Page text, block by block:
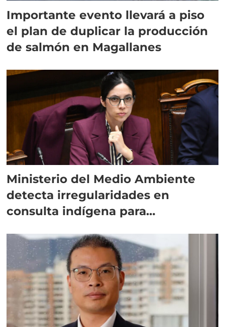
Importante evento llevará a piso
el plan de duplicar la producción
de salmón en Magallanes
Ministerio del Medio Ambiente
detecta irregularidades en
consulta indígena para